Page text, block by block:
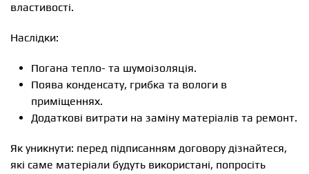
властивості.
Наслідки:
Погана тепло- та шумоізоляція.
Поява конденсату, грибка та вологи в
приміщеннях.
Додаткові витрати на заміну матеріалів та ремонт.
Як уникнути: перед підписанням договору дізнайтеся,
які саме матеріали будуть використані, попросіть